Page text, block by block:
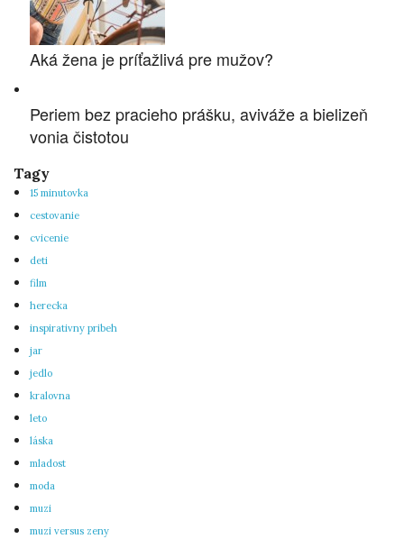
Aká žena je príťažlivá pre mužov?
Periem bez pracieho prášku, aviváže a bielizeň
vonia čistotou
Tagy
15 minutovka
cestovanie
cvicenie
deti
film
herecka
inspirativny pribeh
jar
jedlo
kralovna
leto
láska
mladost
moda
muzi
muzi versus zeny